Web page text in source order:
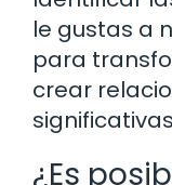
le gustas a
para
crear
¿Es